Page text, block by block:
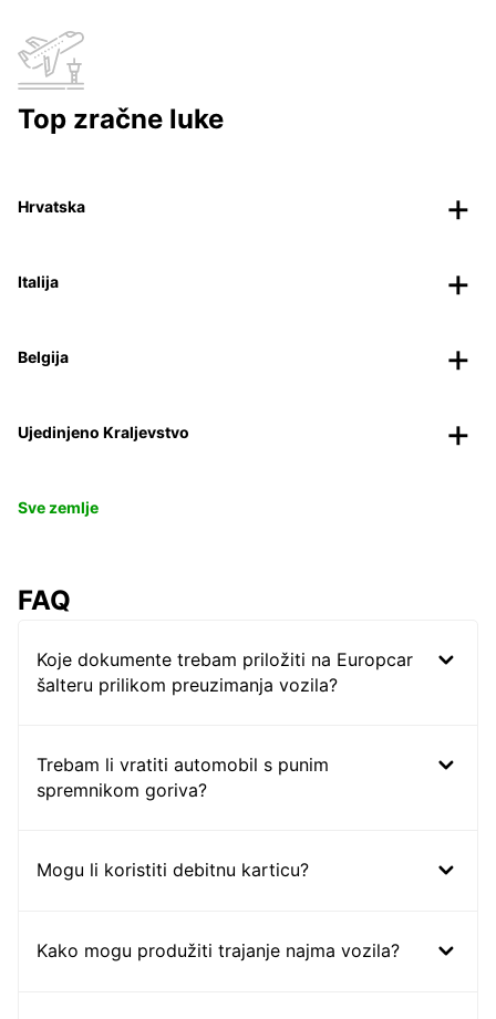
Top zračne luke
Hrvatska
Italija
Belgija
Ujedinjeno Kraljevstvo
Sve zemlje
FAQ
Koje dokumente trebam priložiti na Europcar
šalteru prilikom preuzimanja vozila?
Trebam li vratiti automobil s punim
spremnikom goriva?
Mogu li koristiti debitnu karticu?
Kako mogu produžiti trajanje najma vozila?